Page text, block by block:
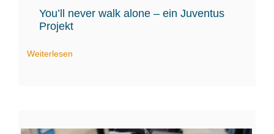
You’ll never walk alone – ein Juventus
Projekt
Weiterlesen